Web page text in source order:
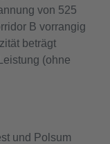
von 525
B vorrangig
beträgt
(ohne
und Polsum